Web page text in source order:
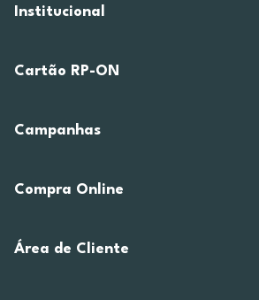
Institucional
Cartão RP-ON
Campanhas
Compra Online
Área de Cliente